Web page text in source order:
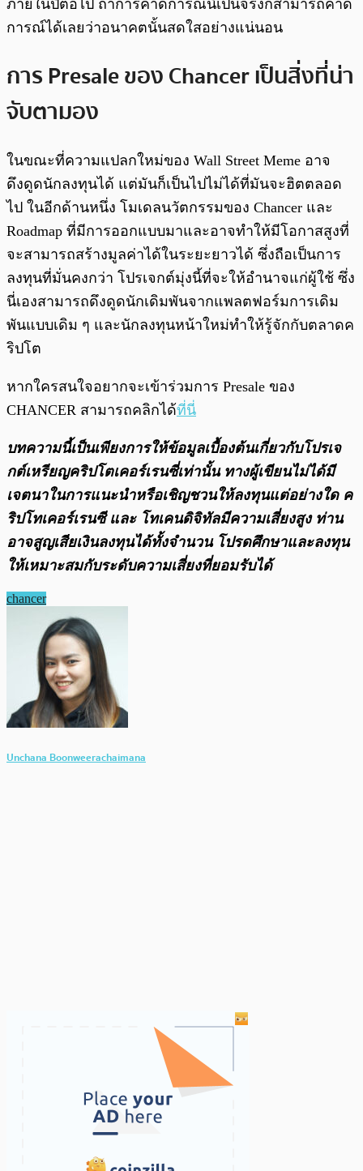
ภายในปีต่อไป ถ้าการคาดการณ์นี้เป็นจริงก็สามารถคาด
การณ์ได้เลยว่าอนาคตนั้นสดใสอย่างแน่นอน
การ Presale ของ Chancer เป็นสิ่งที่น่า
จับตามอง
ในขณะที่ความแปลกใหม่ของ Wall Street Meme อาจ
ดึงดูดนักลงทุนได้ แต่มันก็เป็นไปไม่ได้ที่มันจะฮิตตลอด
ไป ในอีกด้านหนึ่ง โมเดลนวัตกรรมของ Chancer และ
Roadmap ที่มีการออกแบบมาและอาจทำให้มีโอกาสสูงที่
จะสามารถสร้างมูลค่าได้ในระยะยาวได้ ซึ่งถือเป็นการ
ลงทุนที่มั่นคงกว่า โปรเจกต์มุ่งนี้ที่จะให้อำนาจแก่ผู้ใช้ ซึ่ง
นี่เองสามารถดึงดูดนักเดิมพันจากแพลตฟอร์มการเดิม
พันแบบเดิม ๆ และนักลงทุนหน้าใหม่ทำให้รู้จักกับตลาดค
ริปโต
หากใครสนใจอยากจะเข้าร่วมการ Presale ของ
CHANCER สามารถคลิกได้ที่นี่
บทความนี้เป็นเพียงการให้ข้อมูลเบื้องต้นเกี่ยวกับโปรเจ
กต์เหรียญคริปโตเคอร์เรนซี่เท่านั้น ทางผู้เขียนไม่ได้มี
เจตนาในการแนะนำหรือเชิญชวนให้ลงทุนแต่อย่างใด ค
ริปโทเคอร์เรนซี และ โทเคนดิจิทัลมีความเสี่ยงสูง ท่าน
อาจสูญเสียเงินลงทุนได้ทั้งจํานวน โปรดศึกษาและลงทุน
ให้เหมาะสมกับระดับความเสี่ยงที่ยอมรับได้
chancer
Unchana Boonweerachaimana